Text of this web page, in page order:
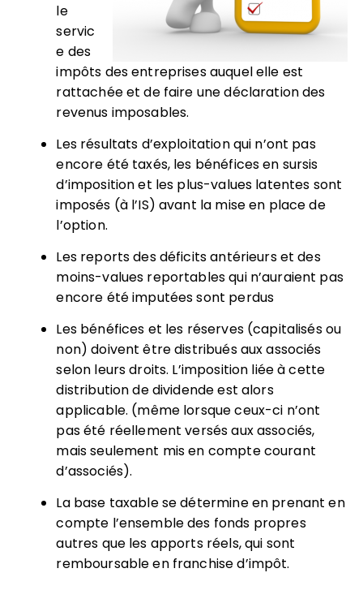
le
servic
e des
impôts des entreprisesauquel elle est
rattachée et de faire une déclaration des
revenus imposables.
Les résultats d’exploitation qui n’ont pas
encore été taxés, les bénéfices en sursis
d’imposition et les plus-values latentes sont
imposés (à l’IS) avant la mise en place de
l’option.
Les reports des déficits antérieurs et des
moins-values reportables qui n’auraient pas
encore été imputées sont perdus
Les bénéfices et les réserves (capitalisés ou
non) doivent être distribués aux associés
selon leurs droits. L’imposition liée à cette
distribution de dividende est alors
applicable. (même lorsque ceux-ci n’ont
pas été réellement versés aux associés,
mais seulement mis en compte courant
d’associés).
La base taxable se détermine en prenant en
compte l’ensemble des fonds propres
autres que les apports réels,qui sont
remboursable en franchise d’impôt.